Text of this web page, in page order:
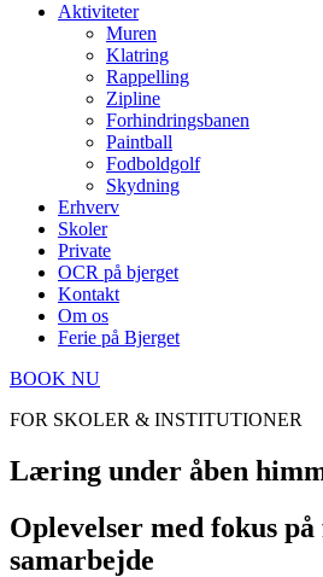
Aktiviteter
Muren
Klatring
Rappelling
Zipline
Forhindringsbanen
Paintball
Fodboldgolf
Skydning
Erhverv
Skoler
Private
OCR på bjerget
Kontakt
Om os
Ferie på Bjerget
BOOK NU
FOR SKOLER & INSTITUTIONER
Læring under åben
Oplevelser med fokus
samarbejde